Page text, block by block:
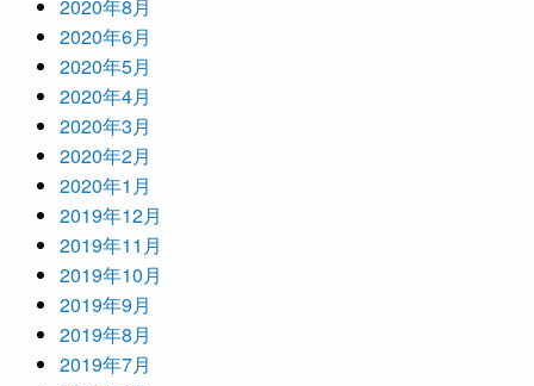
2020年8月
2020年6月
2020年5月
2020年4月
2020年3月
2020年2月
2020年1月
2019年12月
2019年11月
2019年10月
2019年9月
2019年8月
2019年7月